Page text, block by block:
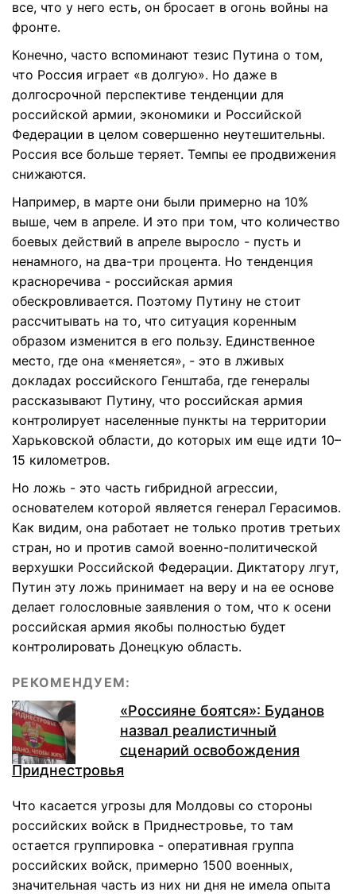
все, что у него есть, он бросает в огонь войны на
фронте.
Конечно, часто вспоминают тезис Путина о том,
что Россия играет «в долгую». Но даже в
долгосрочной перспективе тенденции для
российской армии, экономики и Российской
Федерации в целом совершенно неутешительны.
Россия все больше теряет. Темпы ее продвижения
снижаются.
Например, в марте они были примерно на 10%
выше, чем в апреле. И это при том, что количество
боевых действий в апреле выросло - пусть и
ненамного, на два-три процента. Но тенденция
красноречива - российская армия
обескровливается. Поэтому Путину не стоит
рассчитывать на то, что ситуация коренным
образом изменится в его пользу. Единственное
место, где она «меняется», - это в лживых
докладах российского Генштаба, где генералы
рассказывают Путину, что российская армия
контролирует населенные пункты на территории
Харьковской области, до которых им еще идти 10–
15 километров.
Но ложь - это часть гибридной агрессии,
основателем которой является генерал Герасимов.
Как видим, она работает не только против третьих
стран, но и против самой военно-политической
верхушки Российской Федерации. Диктатору лгут,
Путин эту ложь принимает на веру и на ее основе
делает голословные заявления о том, что к осени
российская армия якобы полностью будет
контролировать Донецкую область.
РЕКОМЕНДУЕМ:
«Россияне боятся»: Буданов
назвал реалистичный
сценарий освобождения
Приднестровья
Что касается угрозы для Молдовы со стороны
российских войск в Приднестровье, то там
остается группировка - оперативная группа
российских войск, примерно 1500 военных,
значительная часть из них ни дня не имела опыта